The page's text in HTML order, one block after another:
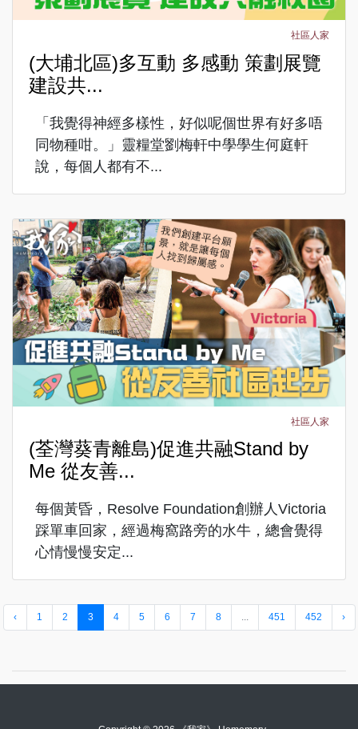
社區人家
(大埔北區)多互動 多感動 策劃展覽
建設共...
「我覺得神經多樣性，好似呢個世界有好多唔
同物種咁。」靈糧堂劉梅軒中學學生何庭軒
說，每個人都有不...
社區人家
(荃灣葵青離島)促進共融Stand by
Me 從友善...
每個黃昏，Resolve Foundation創辦人Victoria
踩單車回家，經過梅窩路旁的水牛，總會覺得
心情慢慢安定...
‹ 1 2 3 4 5 6 7 8 451 452 ›